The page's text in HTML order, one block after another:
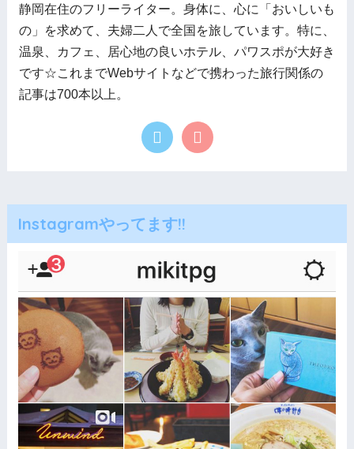
静岡在住のフリーライター。身体に、心に「おいしいも
の」を求めて、夫婦二人で全国を旅しています。特に、
温泉、カフェ、居心地の良いホテル、パワスポが大好き
です☆これまでWebサイトなどで携わった旅行関係の
記事は700本以上。
Instagramやってます!!